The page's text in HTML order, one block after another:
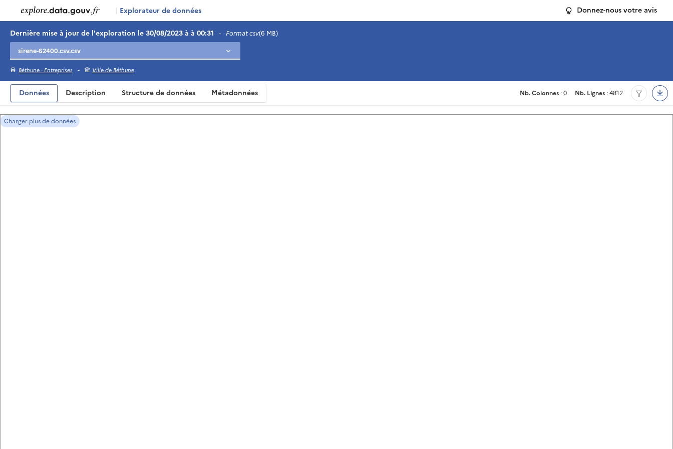
| Explorateur de données Donnez-nous votre avis
Dernière mise à jour de l'exploration le 30/08/2023 à à 00:31 - Format csv(6 MB)
Béthune - Entreprises - Ville de Béthune
Nb. Colonnes : 0 Nb. Lignes : 4812
Données Description Structure de données Métadonnées
Charger plus de données